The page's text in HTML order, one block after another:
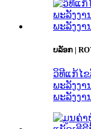
ບລັອກ |
ວິທີແກ້ໄ
ພະລັງງາ
ພະລັງງາ